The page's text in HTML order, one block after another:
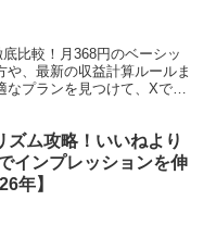
比較！月368円のベーシッ
、最新の収益計算ルールま
なプランを見つけて、Xでの
ズム攻略！いいねより
インプレッションを伸
年】